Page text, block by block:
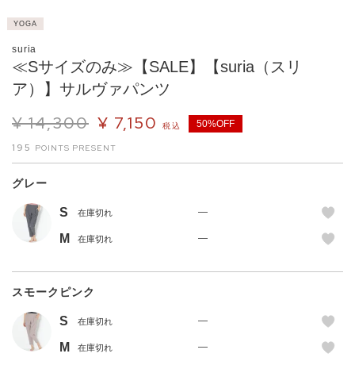
YOGA
suria
≪Sサイズのみ≫【SALE】【suria（スリ
ア）】サルヴァパンツ
¥ 14,300 ¥ 7,150 税込 50%OFF
195
グレー
S 在庫切れ —
M 在庫切れ —
スモークピンク
S 在庫切れ —
M 在庫切れ —